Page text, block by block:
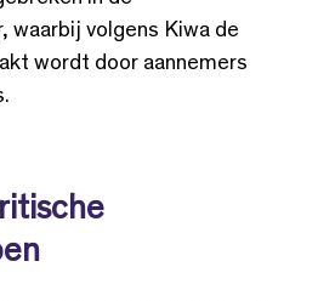
waarbij volgens Kiwa de
wordt door aannemers